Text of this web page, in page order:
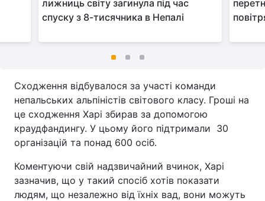
лижниць світу загинула під час
спуску з 8-тисячника в Непалі
Сходження відбувалося за участі команди
непальських альпіністів світового класу. Гроші на
це сходження Харі збирав за допомогою
краудфандингу. У цьому його підтримали 30
організацій та понад 600 осіб.
Коментуючи свій надзвичайний вчинок, Харі
зазначив, що у такий спосіб хотів показати
людям, що незалежно від їхніх вад, вони можуть